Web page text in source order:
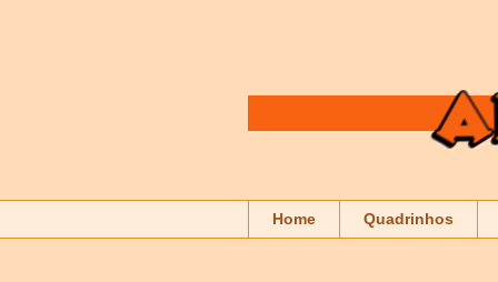
Home Quadrinhos